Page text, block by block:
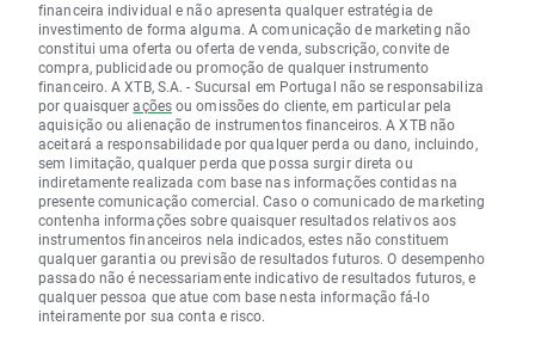
financeira individual e não apresenta qualquer estratégia de
investimento de forma alguma. A comunicação de marketing não
constitui uma oferta ou oferta de venda, subscrição, convite de
compra, publicidade ou promoção de qualquer instrumento
financeiro. A XTB, S.A. - Sucursal em Portugal não se responsabiliza
por quaisqueraçõesou omissões do cliente, em particular pela
aquisição ou alienação de instrumentos financeiros. A XTB não
aceitará a responsabilidade por qualquer perda ou dano, incluindo,
sem limitação, qualquer perda que possa surgir direta ou
indiretamente realizada com base nas informações contidas na
presente comunicação comercial. Caso o comunicado de marketing
contenha informações sobre quaisquer resultados relativos aos
instrumentos financeiros nela indicados, estes não constituem
qualquer garantia ou previsão de resultados futuros. O desempenho
passado não é necessariamente indicativo de resultados futuros, e
qualquer pessoa que atue com base nesta informação fá-lo
inteiramente por sua conta e risco.